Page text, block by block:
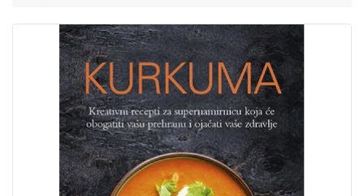
KNJIGE
PRIBOR
OPREMA
UDŽBENIKE!